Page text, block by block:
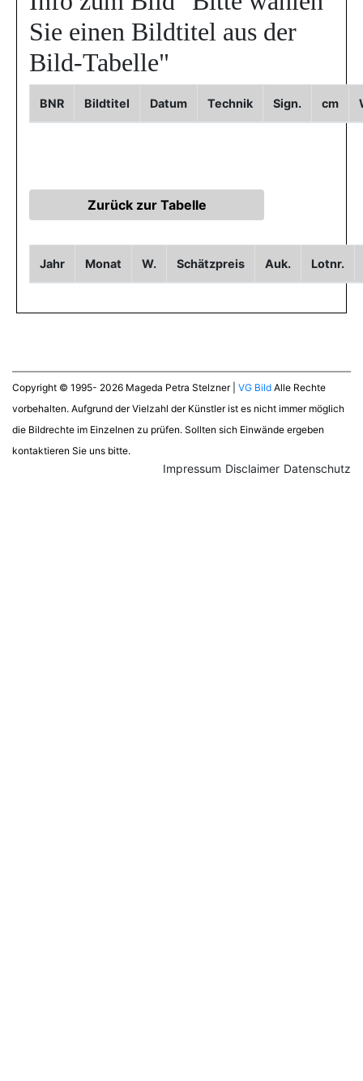
Sie einen Bildtitel aus der
Bild-Tabelle"
BNR Bildtitel Datum Technik Sign. cm
Jahr Monat W. Schätzpreis Auk. Lotnr.
Copyright © 1995- 2026 Mageda Petra Stelzner | VG Bild Alle Rechte
vorbehalten. Aufgrund der Vielzahl der Künstler ist es nicht immer möglich
die Bildrechte im Einzelnen zu prüfen. Sollten sich Einwände ergeben
kontaktieren Sie uns bitte.
Datenschutz
Disclaimer
Impressum